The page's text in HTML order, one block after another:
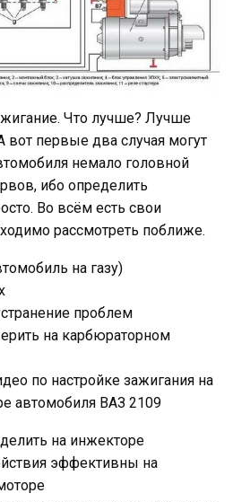
Что лучше? Лучше
вот первые два случая могут
немало головной
ибо определить
Во всём есть свои
рассмотреть поближе.
на газу)
проблем
на карбюраторном
по настройке зажигания на
автомобиля ВАЗ 2109
на инжекторе
эффективны на